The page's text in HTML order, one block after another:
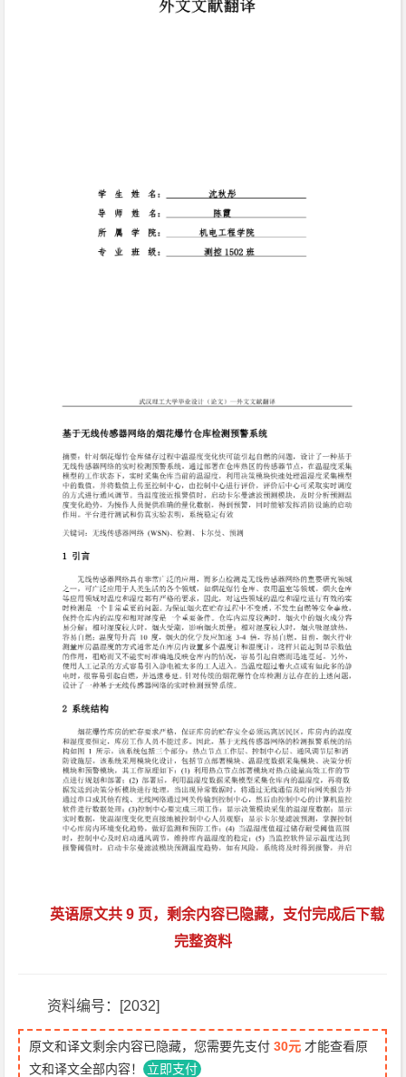
英语原文共 9 页，剩余内容已隐藏，支付完成后下载
完整资料
资料编号：[2032]
原文和译文剩余内容已隐藏，您需要先支付30元 才能查看原
文和译文全部内容！ 立即支付